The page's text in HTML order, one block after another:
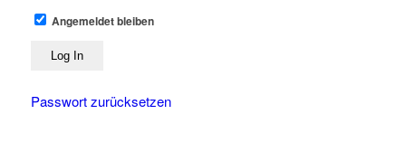
Angemeldet bleiben
Passwort zurücksetzen